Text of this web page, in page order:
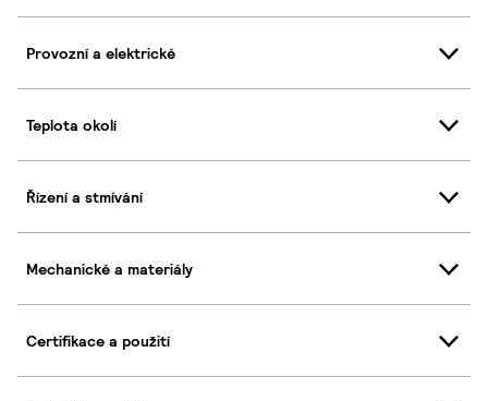
Provozní a elektrické
Teplota okolí
Řízení a stmívání
Mechanické a materiály
Certifikace a použití